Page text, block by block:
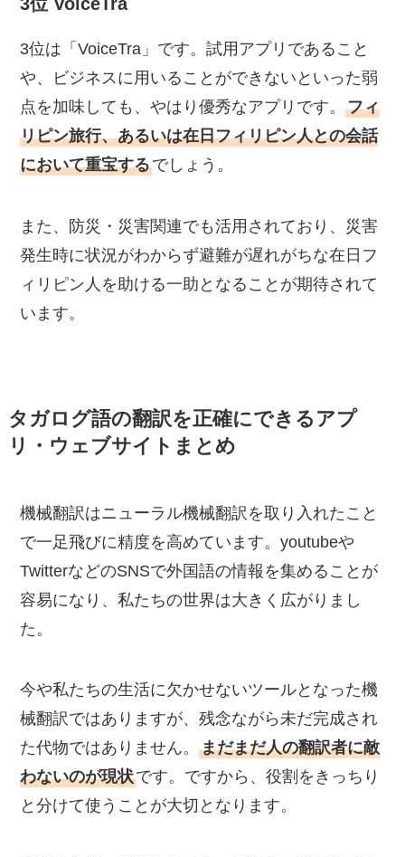
3位は「VoiceTra」です。試用アプリであること
や、ビジネスに用いることができないといった弱
点を加味しても、やはり優秀なアプリです。フィ
リピン旅行、あるいは在日フィリピン人との会話
において重宝するでしょう。
また、防災・災害関連でも活用されており、災害
発生時に状況がわからず避難が遅れがちな在日フ
ィリピン人を助ける一助となることが期待されて
います。
タガログ語の翻訳を正確にできるアプ
リ・ウェブサイトまとめ
機械翻訳はニューラル機械翻訳を取り入れたこと
で一足飛びに精度を高めています。youtubeや
TwitterなどのSNSで外国語の情報を集めることが
容易になり、私たちの世界は大きく広がりまし
た。
今や私たちの生活に欠かせないツールとなった機
械翻訳ではありますが、残念ながら未だ完成され
た代物ではありません。まだまだ人の翻訳者に敵
わないのが現状です。ですから、役割をきっちり
と分けて使うことが大切となります。